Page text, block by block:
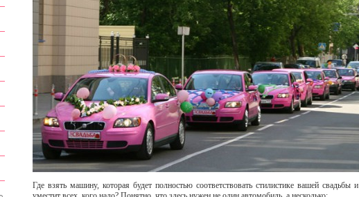
Где взять машину, которая будет полностью соответствовать стилистике вашей свадьбы и